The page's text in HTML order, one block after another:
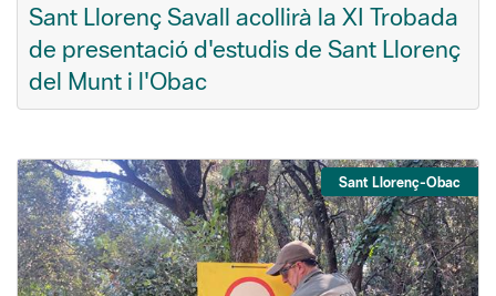
Sant Llorenç Savall acollirà la XI Trobada
de presentació d'estudis de Sant Llorenç
del Munt i l'Obac
Sant Llorenç-Obac